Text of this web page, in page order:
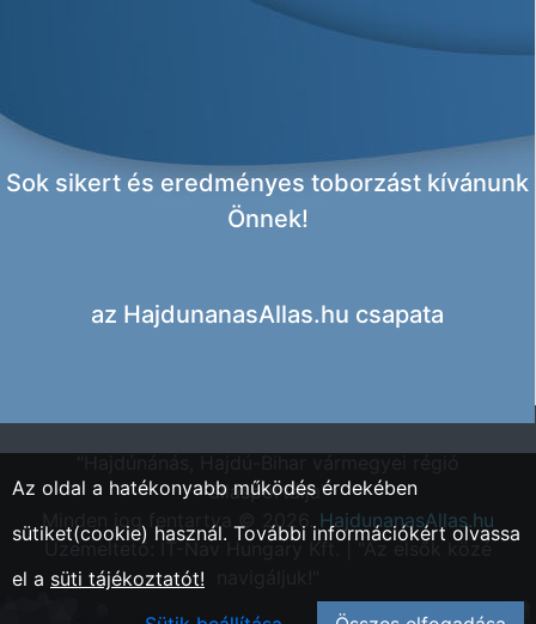
Sok sikert és eredményes toborzást kívánunk
Önnek!
az HajdunanasAllas.hu csapata
állásportálja"
Minden jog fentartva © 2026. HajdunanasAllas.hu
Üzemeltető: IT-Nav Hungary Kft. | "Az elsők közé
Az oldal a hatékonyabb működés érdekében
sütiket(cookie) használ. További információkért olvassa
el a süti tájékoztatót!